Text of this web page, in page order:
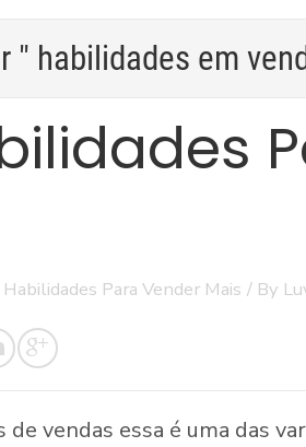
" habilidades em
Habilidades Para Vender Mais / By
de vendas essa é uma das